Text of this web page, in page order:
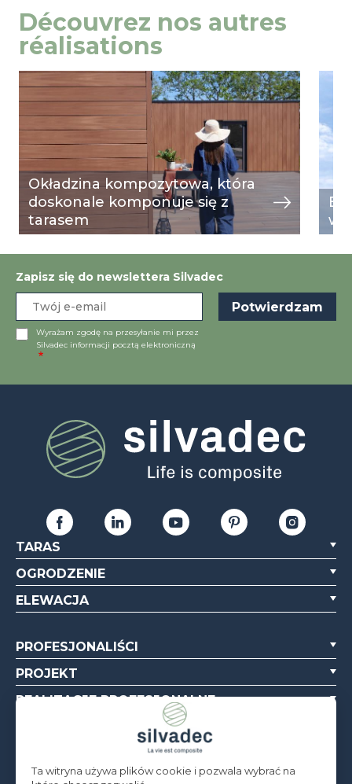
Découvrez nos autres
réalisations
Okładzina kompozytowa, która
doskonale komponuje się z
tarasem
Image
przeglądaj
w
Zapisz się do newslettera Silvadec
Wyrażam zgodę na przesyłanie mi przez
Silvadec informacji pocztą elektroniczną
TARAS
OGRODZENIE
ELEWACJA
PROFESJONALIŚCI
PROJEKT
REALIZACJE PROFESJONALNE
Ta witryna używa plików cookie i pozwala wybrać na